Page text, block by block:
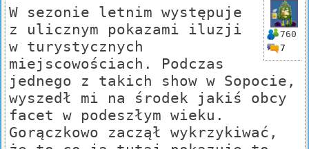
760
7
W sezonie letnim występuje
z ulicznym pokazami iluzji
w turystycznych
miejscowościach. Podczas
jednego z takich show w Sopocie,
wyszedł mi na środek jakiś obcy
facet w podeszłym wieku.
Gorączkowo zaczął wykrzykiwać,